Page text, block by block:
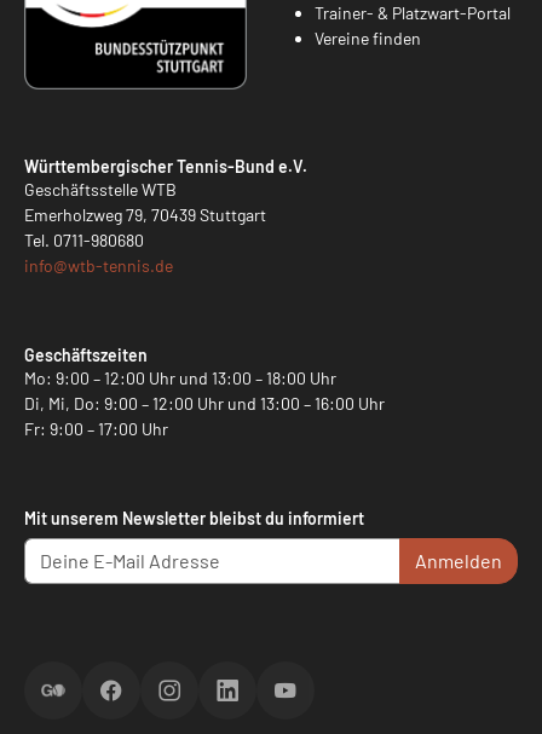
Trainer- & Platzwart-Portal
Vereine finden
Württembergischer Tennis-Bund e.V.
Geschäftsstelle WTB
Emerholzweg 79, 70439 Stuttgart
Tel. 0711-980680
info@wtb-tennis.de
Geschäftszeiten
Mo: 9:00 – 12:00 Uhr und 13:00 – 18:00 Uhr
Di, Mi, Do: 9:00 – 12:00 Uhr und 13:00 – 16:00 Uhr
Fr: 9:00 – 17:00 Uhr
Mit unserem Newsletter bleibst du informiert
Anmelden
ScoreGOFacebookInstagramLinkedInYouTube